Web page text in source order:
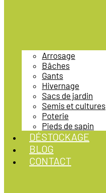
Arrosage
Bâches
Gants
Hivernage
Sacs de jardin
Semis et cultures
Poterie
Pieds de sapin
DÉSTOCKAGE
BLOG
CONTACT